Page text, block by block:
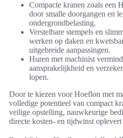
Compacte kranen zoals een
door smalle doorgangen en
ondergrondbelasting.
Verstelbare stempels en
werken op daken en
uitgebreide aanpassingen.
Huren met machinist
aansprakelijkheid en
lopen.
Door te kiezen voor Hoeflon met
volledige potentieel van compact
veilige opstelling, nauwkeurige
directe kosten- en tijdwinst